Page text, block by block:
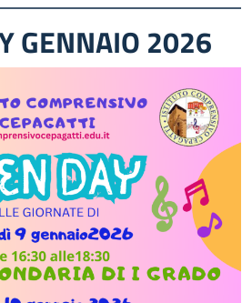
GENNAIO 2026